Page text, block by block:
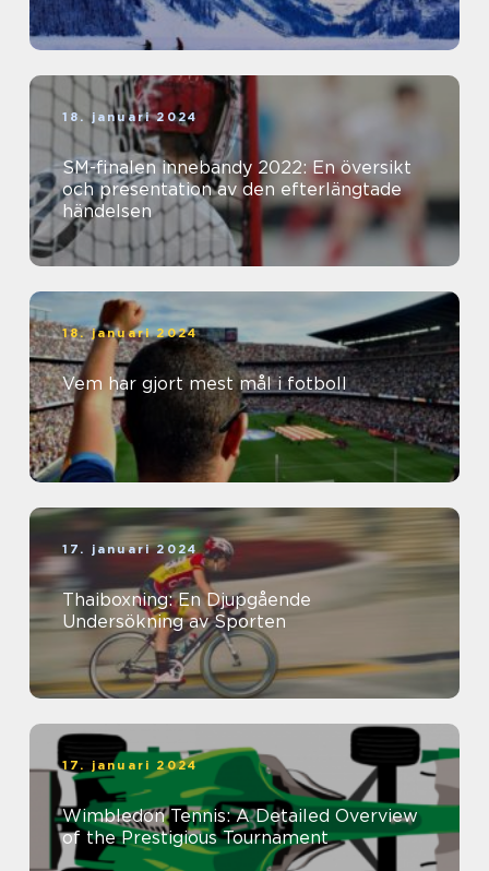
18. januari 2024
SM-finalen innebandy 2022: En översikt
och presentation av den efterlängtade
händelsen
18. januari 2024
Vem har gjort mest mål i fotboll
17. januari 2024
Thaiboxning: En Djupgående
Undersökning av Sporten
17. januari 2024
Wimbledon Tennis: A Detailed Overview
of the Prestigious Tournament